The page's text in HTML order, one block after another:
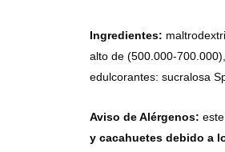
Ingredientes:
alto de (500.000-
edulcorantes: sucralosa
Aviso de Alérgenos:
y cacahuetes debido a